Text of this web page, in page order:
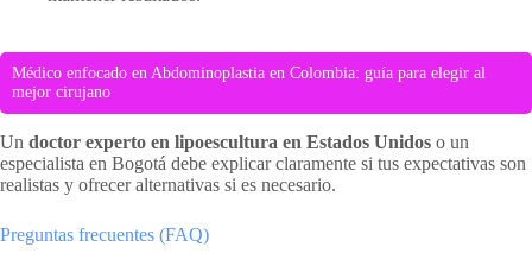
Médico enfocado en Abdominoplastia en Colombia: guía para elegir al
mejor cirujano
Un doctor experto en lipoescultura en Estados Unidos o un
especialista en Bogotá debe explicar claramente si tus expectativas son
realistas y ofrecer alternativas si es necesario.
Preguntas frecuentes (FAQ)